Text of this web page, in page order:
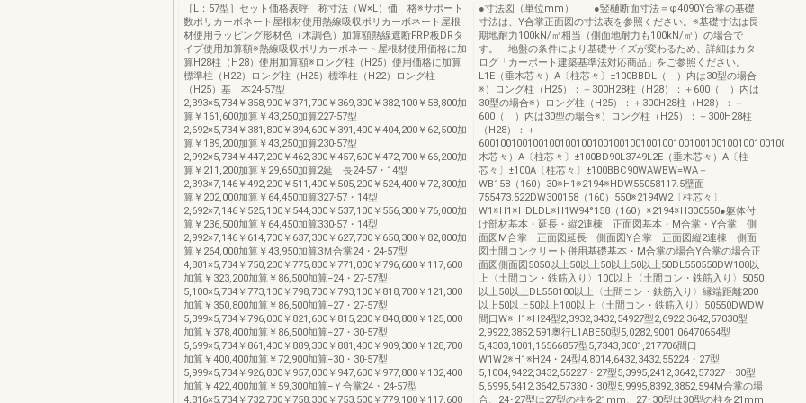
［L：57型］セット価格表呼 称寸法（W×L）価 格※サポート
数ポリカーボネート屋根材使用熱線吸収ポリカーボネート屋根
材使用ラッピング形材色（木調色）加算額熱線遮断FRP板DRタ
イプ使用加算額※熱線吸収ポリカーボネート屋根材使用価格に加
算H28柱（H28）使用加算額※ロング柱（H25）使用価格に加算
標準柱（H22）ロング柱（H25）標準柱（H22）ロング柱
（H25）基 本24-57型
2,393×5,734￥358,900￥371,700￥369,300￥382,100￥58,800加
算￥161,600加算￥43,250加算227-57型
2,692×5,734￥381,800￥394,600￥391,400￥404,200￥62,500加
算￥189,200加算￥43,250加算230-57型
2,992×5,734￥447,200￥462,300￥457,600￥472,700￥66,200加
算￥211,200加算￥29,650加算2延 長24-57・14型
2,393×7,146￥492,200￥511,400￥505,200￥524,400￥72,300加
算￥202,000加算￥64,450加算327-57・14型
2,692×7,146￥525,100￥544,300￥537,100￥556,300￥76,000加
算￥236,500加算￥64,450加算330-57・14型
2,992×7,146￥614,700￥637,300￥627,700￥650,300￥82,800加
算￥264,000加算￥43,950加算3Ｍ合掌24・24-57型
4,801×5,734￥750,200￥775,800￥771,000￥796,600￥117,600
加算￥323,200加算￥86,500加算−24・27-57型
5,100×5,734￥773,100￥798,700￥793,100￥818,700￥121,300
加算￥350,800加算￥86,500加算−27・27-57型
5,399×5,734￥796,000￥821,600￥815,200￥840,800￥125,000
加算￥378,400加算￥86,500加算−27・30-57型
5,699×5,734￥861,400￥889,300￥881,400￥909,300￥128,700
加算￥400,400加算￥72,900加算−30・30-57型
5,999×5,734￥926,800￥957,000￥947,600￥977,800￥132,400
加算￥422,400加算￥59,300加算−Ｙ合掌24・24-57型
4,816×5,734￥732,700￥758,300￥753,500￥779,100￥117,600
●寸法図（単位mm） ●竪樋断面寸法＝φ4090Y合掌の基礎
寸法は、Y合掌正面図の寸法表を参照ください。※基礎寸法は長
期地耐力100kN/㎡相当（側面地耐力も100kN/㎡）の場合で
す。 地盤の条件により基礎サイズが変わるため、詳細はカタ
ログ「カーポート建築基準法対応商品」をご参照ください。
L1E（垂木芯々）A〔柱芯々〕±100BBDL（ ）内は30型の場合
※）ロング柱（H25）：＋300H28柱（H28）：＋600（ ）内は
30型の場合※）ロング柱（H25）：＋300H28柱（H28）：＋
600（ ）内は30型の場合※）ロング柱（H25）：＋300H28柱
（H28）：＋
600100100100100100100100100100100100100100100100100100100E（
木芯々）A〔柱芯々〕±100BD90L3749L2E（垂木芯々）A〔柱
芯々〕±100A〔柱芯々〕±100BBC90WAWBW=WA＋
WB158（160）30※H1※2194※HDW55058117.5壁面
755473.522DW300158（160）550※2194W2〔柱芯々〕
W1※H1※HDLDL※H1W94°158（160）※2194※H300550●躯体付
け部材基本・延長・縦2連棟 正面図基本・M合掌・Y合掌 側
面図M合掌 正面図延長 側面図Y合掌 正面図縦2連棟 側面
図土間コンクリート併用基礎基本・M合掌の場合Y合掌の場合正
面図側面図5050以上50以上50以上50以上50DL550550DW100以
上〈土間コン・鉄筋入り〉100以上〈土間コン・鉄筋入り〉5050
以上50以上DL550100以上〈土間コン・鉄筋入り〉縁端距離200
以上50以上50以上100以上〈土間コン・鉄筋入り〉50550DWDW
間口W※H1※H24型2,3932,3432,54927型2,6922,3642,57030型
2,9922,3852,591奥行L1ABE50型5,0282,9001,06470654型
5,4303,1001,16566857型5,7343,3001,217706間口
W1W2※H1※H24・24型4,8014,6432,3432,55224・27型
5,1004,9422,3432,55227・27型5,3995,2412,3642,57327・30型
5,6995,5412,3642,57330・30型5,9995,8392,3852,594M合掌の場
合、24･27型は27型の柱を21mm、27･30型は30型の柱を21mm